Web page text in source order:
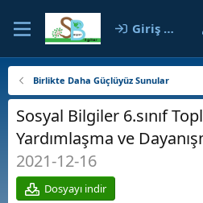
Giriş yap
Birlikte Daha Güçlüyüz Sunular
Sosyal Bilgiler 6.sınıf
Yardımlaşma ve
2021-12-16
Dosyayı indir